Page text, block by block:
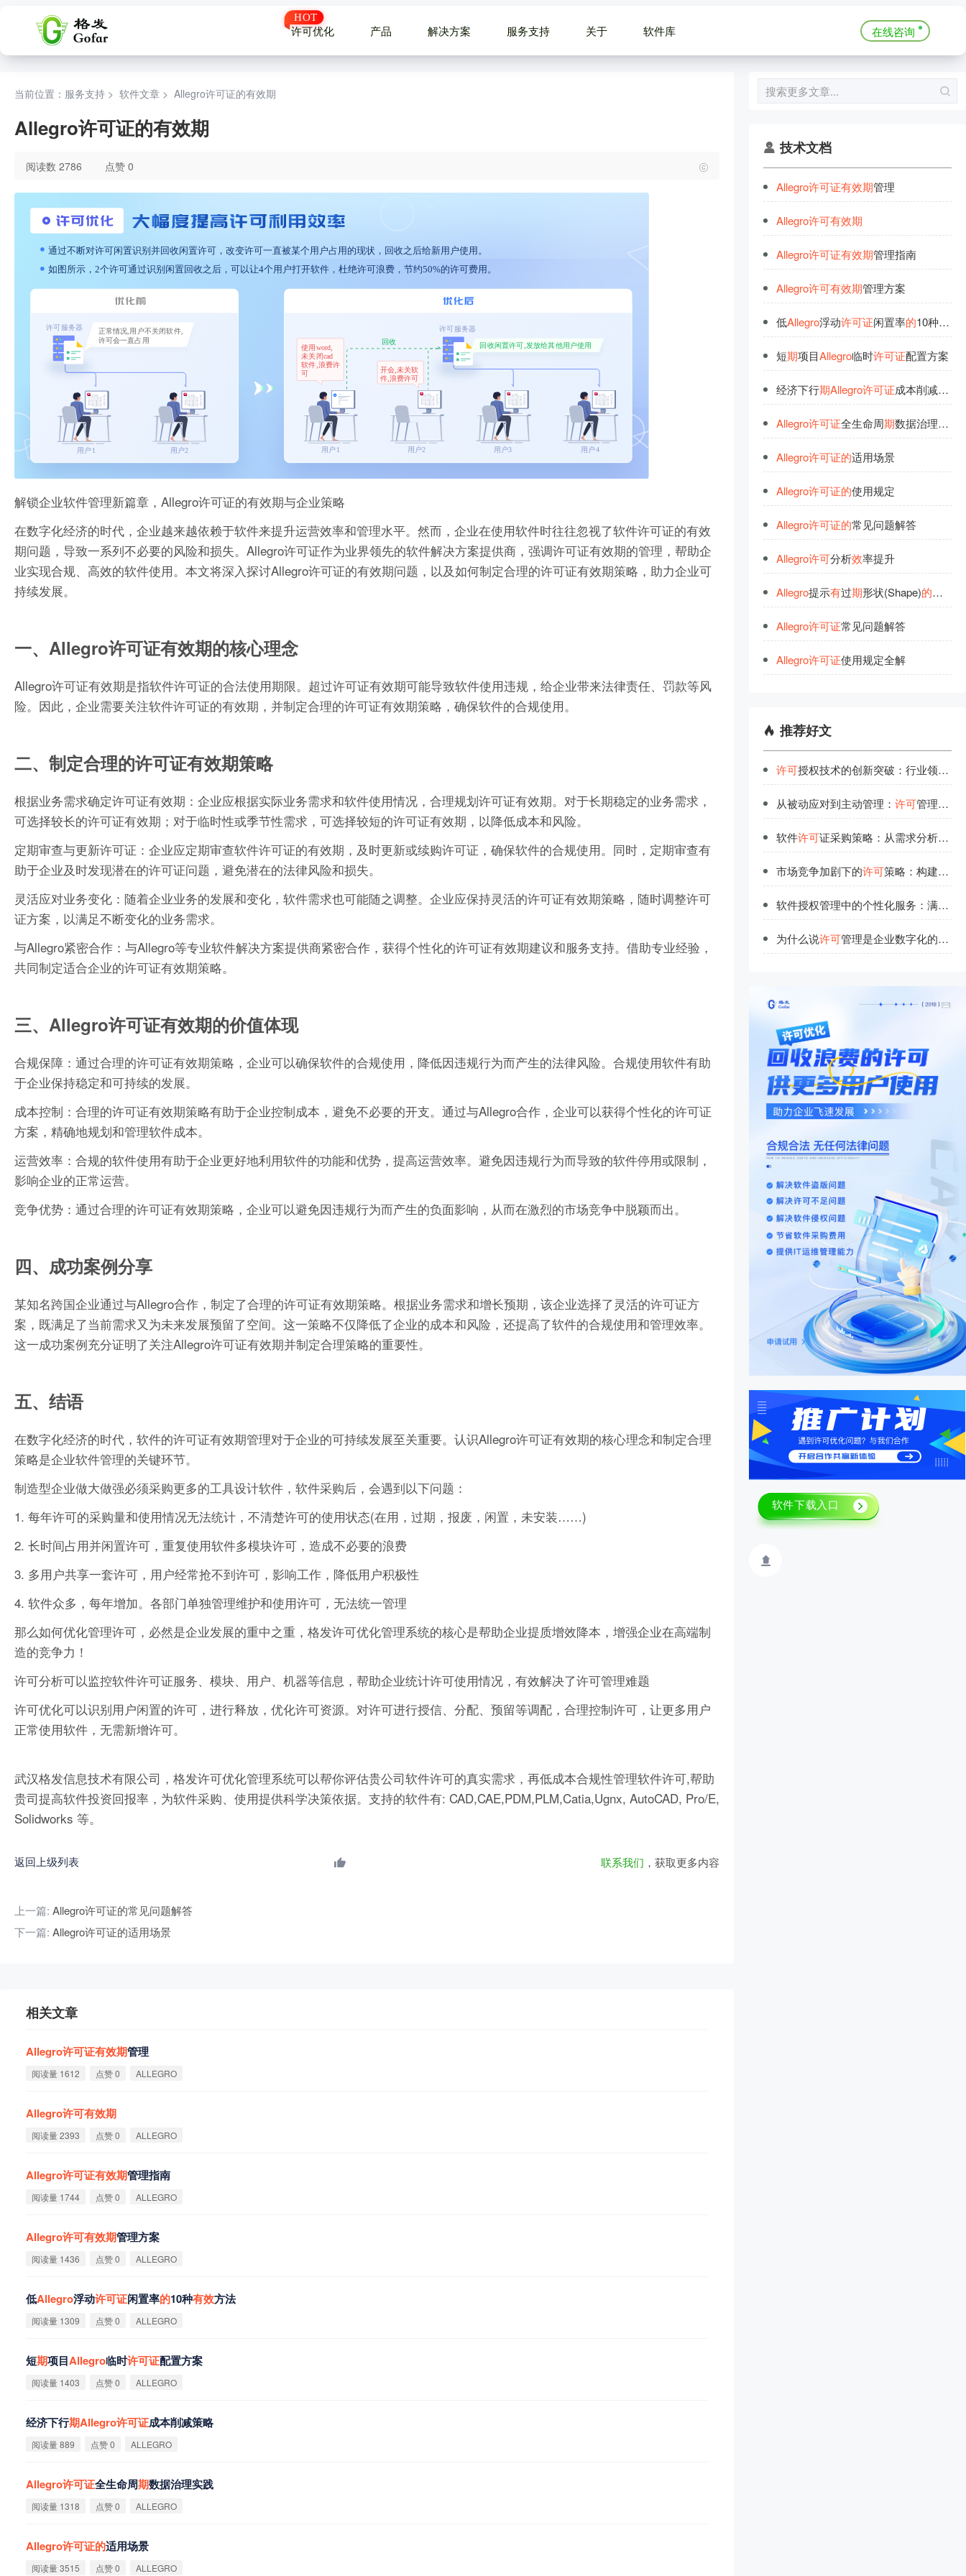
许可优化 产品 解决方案 服务支持 关于 软件库 在线咨询
当前位置：服务支持 > 软件文章 > Allegro许可证的有效期
Allegro许可证的有效期
阅读数 2786 点赞 0
解锁企业软件管理新篇章，Allegro许可证的有效期与企业策略
在数字化经济的时代，企业越来越依赖于软件来提升运营效率和管理水平。然而，企业在使用软件时往往忽视了软件许可证的有效
期问题，导致一系列不必要的风险和损失。Allegro许可证作为业界领先的软件解决方案提供商，强调许可证有效期的管理，帮助企
业实现合规、高效的软件使用。本文将深入探讨Allegro许可证的有效期问题，以及如何制定合理的许可证有效期策略，助力企业可
持续发展。
一、Allegro许可证有效期的核心理念
Allegro许可证有效期是指软件许可证的合法使用期限。超过许可证有效期可能导致软件使用违规，给企业带来法律责任、罚款等风
险。因此，企业需要关注软件许可证的有效期，并制定合理的许可证有效期策略，确保软件的合规使用。
二、制定合理的许可证有效期策略
根据业务需求确定许可证有效期：企业应根据实际业务需求和软件使用情况，合理规划许可证有效期。对于长期稳定的业务需求，
可选择较长的许可证有效期；对于临时性或季节性需求，可选择较短的许可证有效期，以降低成本和风险。
定期审查与更新许可证：企业应定期审查软件许可证的有效期，及时更新或续购许可证，确保软件的合规使用。同时，定期审查有
助于企业及时发现潜在的许可证问题，避免潜在的法律风险和损失。
灵活应对业务变化：随着企业业务的发展和变化，软件需求也可能随之调整。企业应保持灵活的许可证有效期策略，随时调整许可
证方案，以满足不断变化的业务需求。
与Allegro紧密合作：与Allegro等专业软件解决方案提供商紧密合作，获得个性化的许可证有效期建议和服务支持。借助专业经验，
共同制定适合企业的许可证有效期策略。
三、Allegro许可证有效期的价值体现
合规保障：通过合理的许可证有效期策略，企业可以确保软件的合规使用，降低因违规行为而产生的法律风险。合规使用软件有助
于企业保持稳定和可持续的发展。
成本控制：合理的许可证有效期策略有助于企业控制成本，避免不必要的开支。通过与Allegro合作，企业可以获得个性化的许可证
方案，精确地规划和管理软件成本。
运营效率：合规的软件使用有助于企业更好地利用软件的功能和优势，提高运营效率。避免因违规行为而导致的软件停用或限制，
影响企业的正常运营。
竞争优势：通过合理的许可证有效期策略，企业可以避免因违规行为而产生的负面影响，从而在激烈的市场竞争中脱颖而出。
四、成功案例分享
某知名跨国企业通过与Allegro合作，制定了合理的许可证有效期策略。根据业务需求和增长预期，该企业选择了灵活的许可证方
案，既满足了当前需求又为未来发展预留了空间。这一策略不仅降低了企业的成本和风险，还提高了软件的合规使用和管理效率。
这一成功案例充分证明了关注Allegro许可证有效期并制定合理策略的重要性。
五、结语
在数字化经济的时代，软件的许可证有效期管理对于企业的可持续发展至关重要。认识Allegro许可证有效期的核心理念和制定合理
策略是企业软件管理的关键环节。
制造型企业做大做强必须采购更多的工具设计软件，软件采购后，会遇到以下问题：
1. 每年许可的采购量和使用情况无法统计，不清楚许可的使用状态(在用，过期，报废，闲置，未安装……)
2. 长时间占用并闲置许可，重复使用软件多模块许可，造成不必要的浪费
3. 多用户共享一套许可，用户经常抢不到许可，影响工作，降低用户积极性
4. 软件众多，每年增加。各部门单独管理维护和使用许可，无法统一管理
那么如何优化管理许可，必然是企业发展的重中之重，格发许可优化管理系统的核心是帮助企业提质增效降本，增强企业在高端制
造的竞争力！
许可分析可以监控软件许可证服务、模块、用户、机器等信息，帮助企业统计许可使用情况，有效解决了许可管理难题
许可优化可以识别用户闲置的许可，进行释放，优化许可资源。对许可进行授信、分配、预留等调配，合理控制许可，让更多用户
正常使用软件，无需新增许可。
武汉格发信息技术有限公司，格发许可优化管理系统可以帮你评估贵公司软件许可的真实需求，再低成本合规性管理软件许可,帮助
贵司提高软件投资回报率，为软件采购、使用提供科学决策依据。支持的软件有: CAD,CAE,PDM,PLM,Catia,Ugnx, AutoCAD, Pro/E,
Solidworks 等。
返回上级列表 联系我们 ，获取更多内容
上一篇: Allegro许可证的常见问题解答
下一篇: Allegro许可证的适用场景
相关文章
Allegro许可证有效期管理
阅读量 1612 点赞 0 ALLEGRO
Allegro许可有效期
阅读量 2393 点赞 0 ALLEGRO
Allegro许可证有效期管理指南
阅读量 1744 点赞 0 ALLEGRO
Allegro许可有效期管理方案
阅读量 1436 点赞 0 ALLEGRO
低Allegro浮动许可证闲置率的10种有效方法
阅读量 1309 点赞 0 ALLEGRO
短期项目Allegro临时许可证配置方案
阅读量 1403 点赞 0 ALLEGRO
经济下行期Allegro许可证成本削减策略
阅读量 889 点赞 0 ALLEGRO
Allegro许可证全生命周期数据治理实践
阅读量 1318 点赞 0 ALLEGRO
Allegro许可证的适用场景
阅读量 3515 点赞 0 ALLEGRO
技术文档
Allegro许可证有效期管理
Allegro许可有效期
Allegro许可证有效期管理指南
Allegro许可有效期管理方案
低Allegro浮动许可证闲置率的10种有
短期项目Allegro临时许可证配置方案
经济下行期Allegro许可证成本削减策略
Allegro许可证全生命周期数据治理实践
Allegro许可证的适用场景
Allegro许可证的使用规定
Allegro许可证的常见问题解答
Allegro许可分析效率提升
Allegro提示有过期形状(Shape)的删除
Allegro许可证常见问题解答
Allegro许可证使用规定全解
推荐好文
许可授权技术的创新突破：行业领先者的研发投入
从被动应对到主动管理： 许可管理的思维转变
软件许可证采购策略：从需求分析到供应商评估
市场竞争加剧下的许可策略：构建企业核心优势
软件授权管理中的个性化服务：满足不同场景需求
为什么说许可管理是企业数字化的基础工程？